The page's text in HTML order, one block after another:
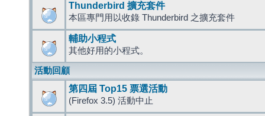
Thunderbird 擴充套件
本區專門用以收錄 Thunderbird 之擴充套件
輔助小程式
其他好用的小程式。
活動回顧
第四屆 Top15 票選活動
(Firefox 3.5) 活動中止